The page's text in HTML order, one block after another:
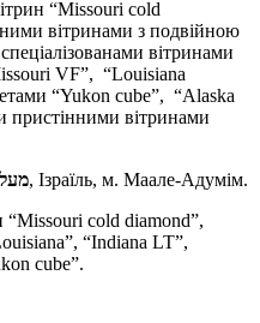
“Missouri cold
вітринами з подвійною
вітринами
VF”, “Louisiana
“Yukon cube”, “Alaska
вітринами
, Ізраїль, м. Маале-Адумім.
“Missouri cold diamond”,
“Indiana LT”,
cube”.